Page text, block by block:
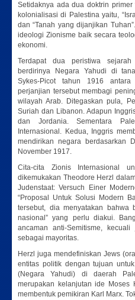
Setidaknya ada dua doktrin
kolonialisasi di Palestina yaitu,
dan “Tanah yang dijanjikan
ideologi Zionisme baik secara
ekonomi.
Terdapat dua peristiwa
berdirinya Negara Yahudi di
Sykes-Picot tahun 1916
perjanjian tersebut membagi
wilayah Arab. Ditegaskan pula,
Suriah dan Libanon. Adapun
dan Jordania. Sementara
Internasional. Kedua, Inggris
mendirikan negara berdasarkan
November 1917.
Cita-cita Zionis Internasional
dikemukakan Theodore Herzl
Judenstaat: Versuch Einer
“Proposal Untuk Solusi Modern
tersebut, dia menyatakan bahwa
nasional” yang perlu diakui.
ancaman anti-Semitisme,
sebagai mayoritas.
Herzl juga mendefiniskan Jews
entitas politik dengan tujuan
(Negara Yahudi) di daerah
merupakan kelanjutan ide Moses
membentuk pemikiran Karl Marx.